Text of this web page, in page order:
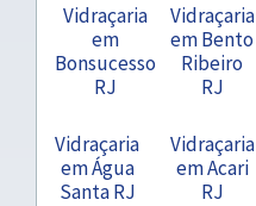
Vidraçaria
em
Bonsucesso
RJ
Vidraçaria
em Bento
Ribeiro
RJ
Vidraçaria
em Água
Santa RJ
Vidraçaria
em Acari
RJ